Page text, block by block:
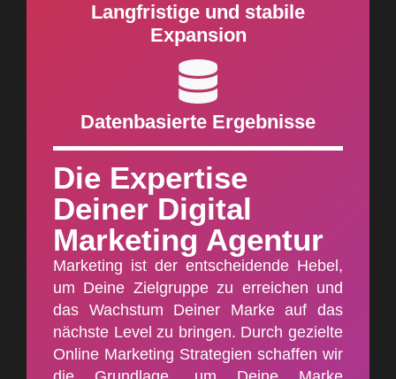
Langfristige und stabile
Expansion
Datenbasierte Ergebnisse
Die Expertise
Deiner Digital
Marketing Agentur
Marketing ist der entscheidende Hebel,
um Deine Zielgruppe zu erreichen und
das Wachstum Deiner Marke auf das
nächste Level zu bringen. Durch gezielte
Online Marketing Strategien schaffen wir